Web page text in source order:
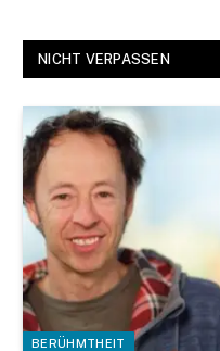
NICHT VERPASSEN
BERÜHMTHEIT